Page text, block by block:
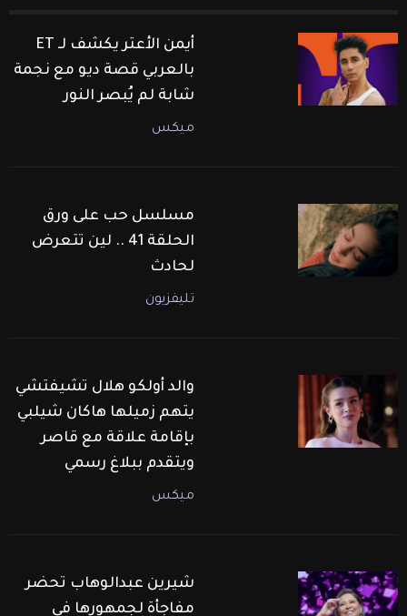
أيمن الأعتر يكشف لـ ET
بالعربي قصة ديو مع نجمة
شابة لم يُبصر النور
ميكس
مسلسل حب على ورق
الحلقة 41 .. لين تتعرض
لحادث
تليفزيون
والد أولكو هلال تشيفتشي
يتهم زميلها هاكان شيلبي
بإقامة علاقة مع قاصر
ويتقدم ببلاغ رسمي
ميكس
شيرين عبدالوهاب تحضر
مفاجأة لجمهورها في